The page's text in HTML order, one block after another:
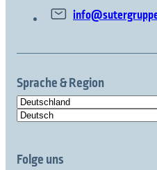
Sprache & Region
Folge uns